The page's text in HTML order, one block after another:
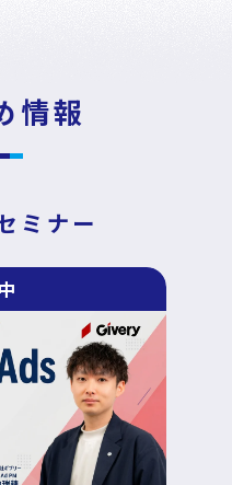
客
ポート
情報
ミナー